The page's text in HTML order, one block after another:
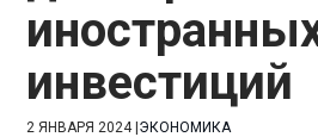
инвестиций
2 ЯНВАРЯ 2024|ЭКОНОМИКА